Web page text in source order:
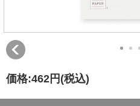
価格:462円 (税込)